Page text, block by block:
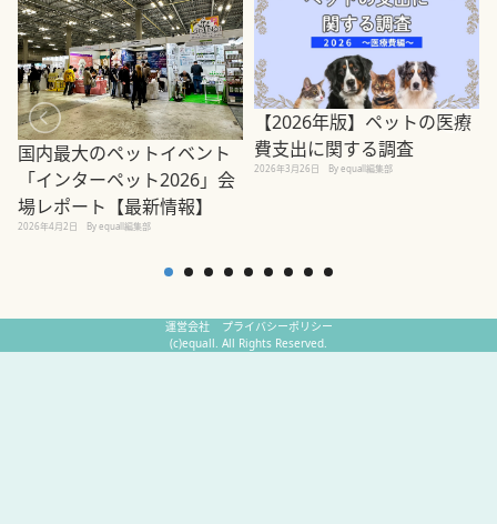
国内最大のペットイベント
「インターペット2026」会
場レポート【最新情報】
2026年4月2日 By equall編集部
【2026年版】ペットの医療
費支出に関する調査
2026年3月26日 By equall編集部
運営会社
プライバシーポリシー
(c)equall. All Rights Reserved.